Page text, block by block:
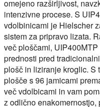
omejeno razširljivost,
intenzivne procese. S
vdolbinicami je Hielscher
sistem za pripravo lizata.
več ploščami,
prednosti pred
plošč in liziranje kroglic. S
plošče s 96 jamicami
več vdolbicami in vam
z odlično